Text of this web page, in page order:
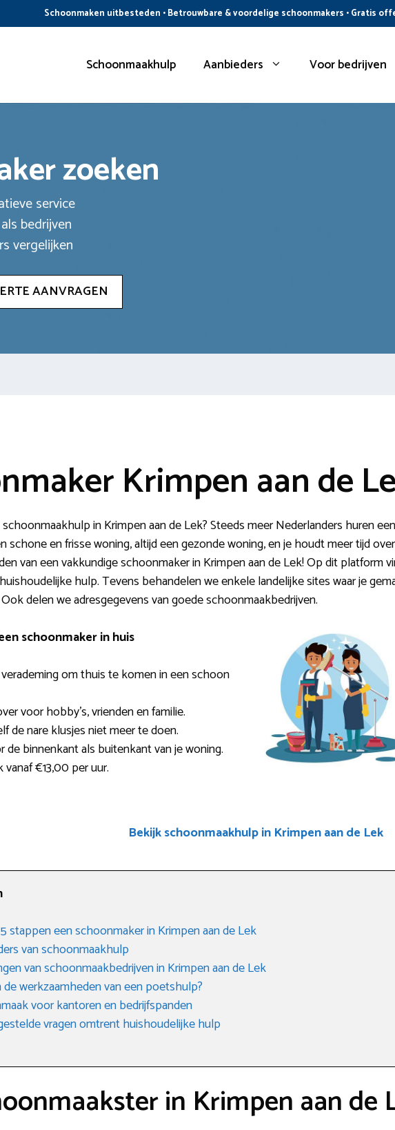
Schoonmaken uitbesteden • Betrouwbare & voordelige schoonmakers • Gratis
Schoonmaakhulp Aanbieders Voor bedrijven
zoeken
service
bedrijven
vergelijken
AANVRAGEN
Krimpen aan de
in Krimpen aan de Lek? Steeds meer Nederlanders huren
schone en frisse woning, altijd een gezonde woning, en je houdt meer tijd
van een vakkundige schoonmaker in Krimpen aan de Lek! Op dit platform
hulp. Tevens behandelen we enkele landelijke sites waar je
delen we adresgegevens van goede schoonmaakbedrijven.
schoonmaker in huis
om thuis te komen in een schoon
voor hobby’s, vrienden en familie.
de nare klusjes niet meer te doen.
de binnenkant als buitenkant van je woning.
€13,00 per uur.
Bekijk schoonmaakhulp in Krimpen aan de Lek
stappen een schoonmaker in Krimpen aan de Lek
van schoonmaakhulp
van schoonmaakbedrijven in Krimpen aan de Lek
de werkzaamheden van een poetshulp?
voor kantoren en bedrijfspanden
vragen omtrent huishoudelijke hulp
in Krimpen aan de